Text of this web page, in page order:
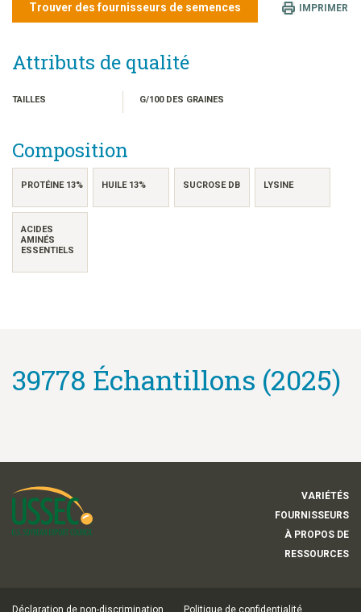
TIẾNG VIỆT
Trouver des fournisseurs de semences IMPRIMER
Attributs de qualité
TAILLES G/100 DES GRAINES
Composition
PROTÉINE 13% HUILE 13% SUCROSE DB LYSINE
ACIDES
AMINÉS
ESSENTIELS
39778 Échantillons (2025)
VARIÉTÉS
FOURNISSEURS
À PROPOS DE
RESSOURCES
Déclaration de non-discrimination Politique de confidentialité